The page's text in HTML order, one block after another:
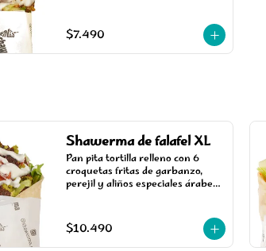
tomate y lechuga.
$7.490
Shawerma de falafel XL
Pan pita tortilla relleno con 6
croquetas fritas de garbanzo,
perejil y aliños especiales árabes,
$10.490